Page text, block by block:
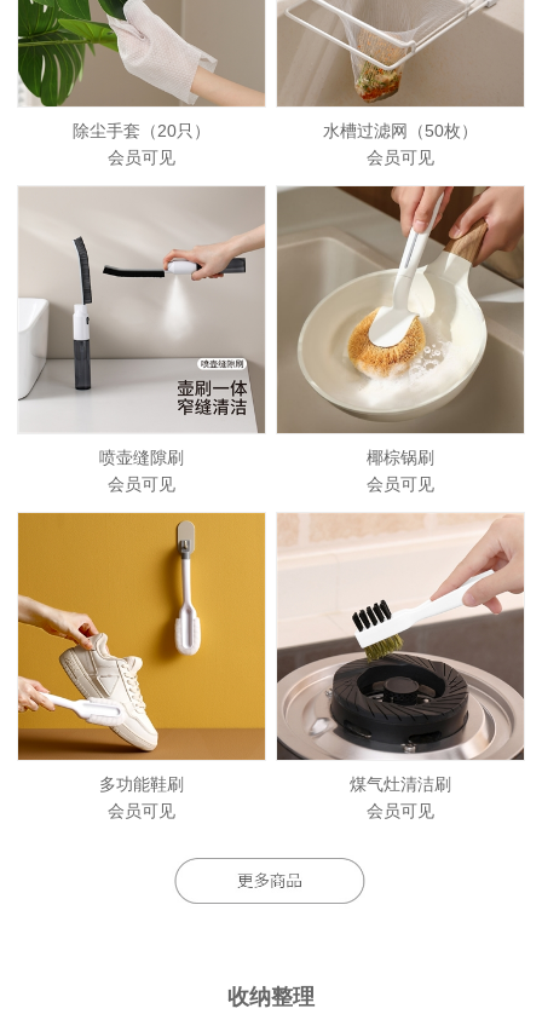
除尘手套（20只）
会员可见
水槽过滤网（50枚）
会员可见
喷壶缝隙刷
会员可见
椰棕锅刷
会员可见
多功能鞋刷
会员可见
煤气灶清洁刷
会员可见
收纳整理